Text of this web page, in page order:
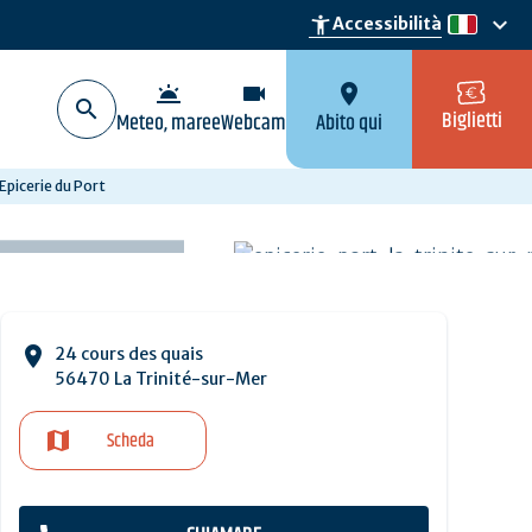
accessibility_newAccessibilità it
keyboard_arrow_down
wb_twilight
Meteo, maree
videocam
Webcam
location_on
Abito qui Biglietti
du Port
24 cours des quais
56470 La Trinité-sur-Mer
Scheda